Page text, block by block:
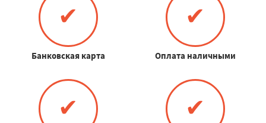
✔
Банковская карта
✔
Оплата наличными
✔ ✔